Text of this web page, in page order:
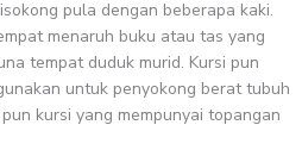
pula dengan beberapa kaki.
menaruh buku atau tas yang
tempat duduk murid. Kursi pun
untuk penyokong berat tubuh
kursi yang mempunyai topangan